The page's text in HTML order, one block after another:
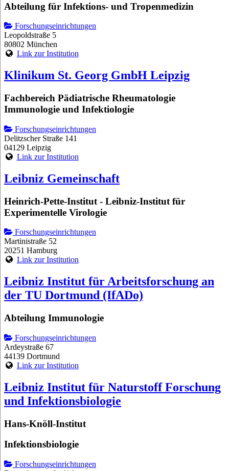
Abteilung für Infektions- und Tropenmedizin
Forschungseinrichtungen
Leopoldstraße 5
80802 München
Link zur Institution
Klinikum St. Georg GmbH Leipzig
Fachbereich Pädiatrische Rheumatologie
Immunologie und Infektiologie
Forschungseinrichtungen
Delitzscher Straße 141
04129 Leipzig
Link zur Institution
Leibniz Gemeinschaft
Heinrich-Pette-Institut - Leibniz-Institut für
Experimentelle Virologie
Forschungseinrichtungen
Martinistraße 52
20251 Hamburg
Link zur Institution
Leibniz Institut für Arbeitsforschung an
der TU Dortmund (IfADo)
Abteilung Immunologie
Forschungseinrichtungen
Ardeystraße 67
44139 Dortmund
Link zur Institution
Leibniz Institut für Naturstoff Forschung
und Infektionsbiologie
Hans-Knöll-Institut
Infektionsbiologie
Forschungseinrichtungen